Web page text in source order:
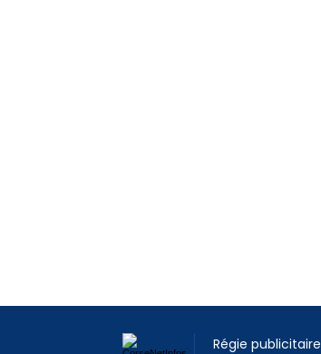
Régie publicitaire